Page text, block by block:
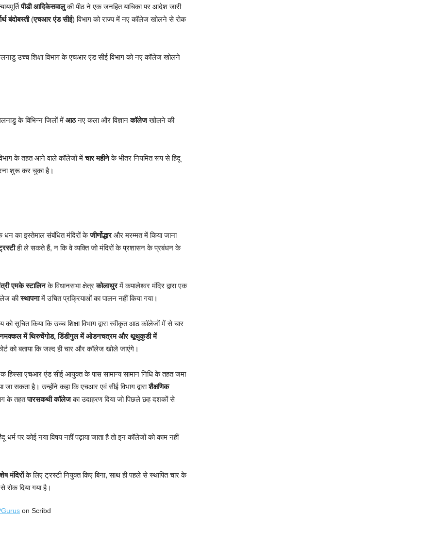
पीडी आदिकेसवालुकी पीठ ने एक जनहित याचिका पर आदेश जारी
बंदोबस्ती(एचआर एंड सीई) विभाग को राज्य में नए कॉलेज खोलने से रोक
उच्च शिक्षा विभाग के एचआर एंड सीई विभाग को नए कॉलेज खोलने
के विभिन्न जिलों में आठनए कला और विज्ञानकॉलेजखोलने की
विभाग के तहत आने वाले कॉलेजों मेंचार महीनेके भीतर नियमित रूप से हिंदू
शुरू कर चुका है।
धन का इस्तेमाल संबंधित मंदिरों केजीर्णोद्धारऔर मरम्मत में किया जाना
ही ले सकते हैं, न कि वे व्यक्ति जो मंदिरों के प्रशासन के प्रबंधन के
एमके स्टालिनके विधानसभा क्षेत्रकोलाथुरमें कपालेश्वर मंदिर द्वारा एक
कीस्थापनामें उचित प्रक्रियाओं का पालन नहीं किया गया।
को सूचित किया कि उच्च शिक्षा विभाग द्वारा स्वीकृत आठ कॉलेजों में से चार
नमक्कल में थिरुचेंगोड, डिंडीगुल में ओडनचत्रम और थूथुकुडी में
को बताया कि जल्द ही चार और कॉलेज खोले जाएंगे।
हिस्सा एचआर एंड सीई आयुक्त के पास सामान्य सामान निधि के तहत जमा
सकता है। उन्होंने कहा कि एचआर एवं सीई विभाग द्वाराशैक्षणिक
के तहतपारसकथी कॉलेजका उदाहरण दिया जो पिछले छह दशकों से
पर कोई नया विषय नहीं पढ़ाया जाता है तो इन कॉलेजों को काम नहीं
मंदिरोंके लिए ट्रस्टी नियुक्त किए बिना, साथ ही पहले से स्थापित चार के
दिया गया है।
on Scribd